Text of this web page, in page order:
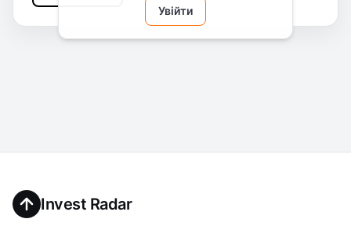
Увійти
Invest Radar